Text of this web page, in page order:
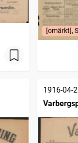
[omärkt],
1916-04-